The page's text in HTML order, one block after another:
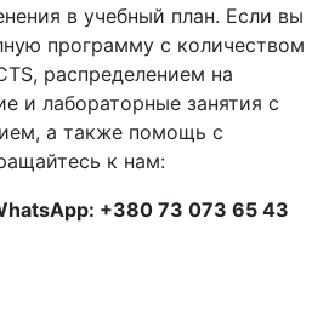
в учебный план. Если вы
программу с количеством
распределением на
и лабораторные занятия с
а также помощь с
к нам:
+380 73 073 65 43